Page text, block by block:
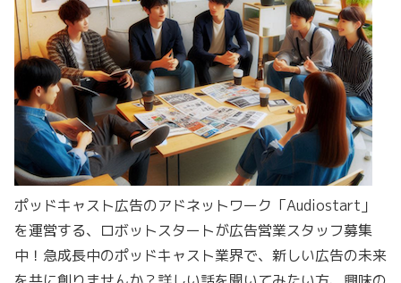
ポッドキャスト広告のアドネットワーク「Audiostart」
を運営する、ロボットスタートが広告営業スタッフ募集
中！急成長中のポッドキャスト業界で、新しい広告の未来